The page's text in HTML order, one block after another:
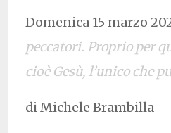
Domenica 15 marzo
peccatori. Proprio per
cioè Gesù, l’unico che
di Michele Brambilla